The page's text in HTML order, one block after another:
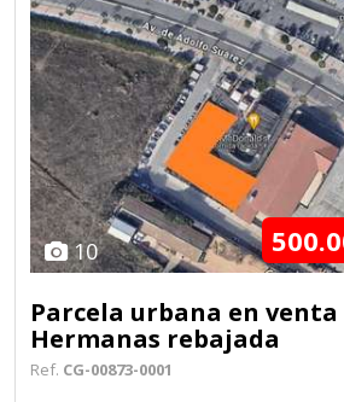
10
Parcela urbana en venta
Hermanas rebajada
Ref. CG-00873-0001